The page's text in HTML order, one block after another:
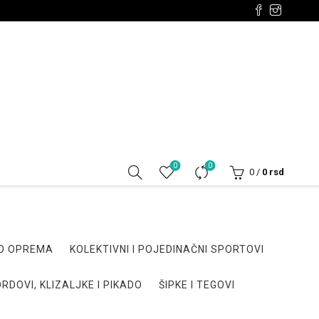
0 0
0 / 0 rsd
OPREMA KOLEKTIVNI I POJEDINAČNI SPORTOVI
KLIZALJKE I PIKADO ŠIPKE I TEGOVI